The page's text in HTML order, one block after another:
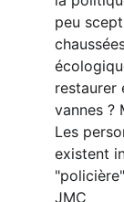
peu
restaurer
vannes ?
Les
existent
JMC